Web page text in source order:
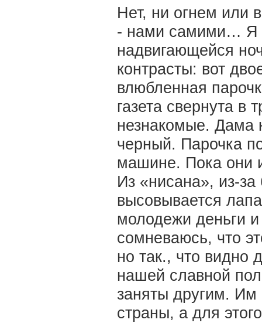
Нет, ни огнем или
- нами самими… Я
надвигающейся
контрасты: вот
влюбленная
газета свернута в
незнакомые. Дама
черный. Парочка
машине. Пока они
Из «нисана», из-
высовывается
молодежи деньги
сомневаюсь, что
но так., что видно
нашей славной
заняты другим.
страны, а для